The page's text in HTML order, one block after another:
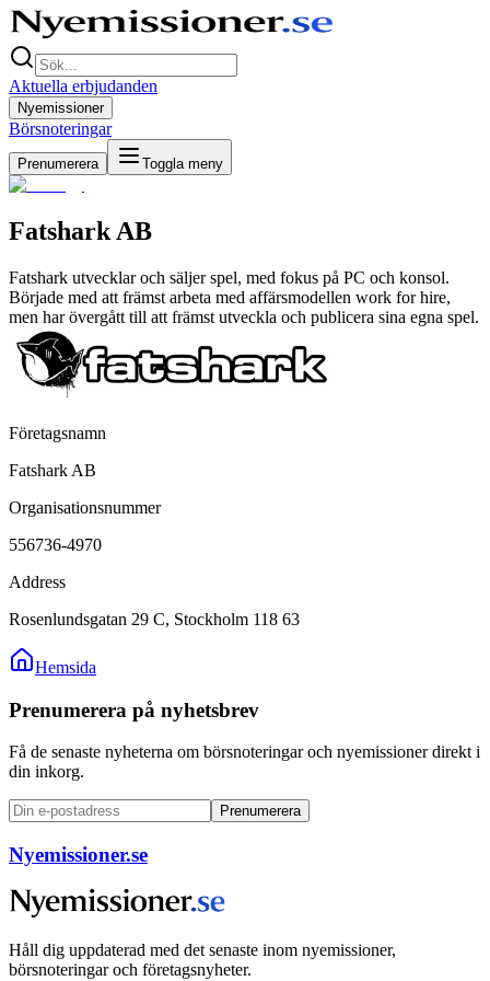
Aktuella erbjudanden
Nyemissioner
Börsnoteringar
Prenumerera Toggla meny
Fatshark AB
Fatshark utvecklar och säljer spel, med fokus på PC och konsol.
Började med att främst arbeta med affärsmodellen work for hire,
men har övergått till att främst utveckla och publicera sina egna spel.
Företagsnamn
Fatshark AB
Organisationsnummer
556736-4970
Address
Rosenlundsgatan 29 C, Stockholm 118 63
Hemsida
Prenumerera på nyhetsbrev
Få de senaste nyheterna om börsnoteringar och nyemissioner direkt i
din inkorg.
Prenumerera
Nyemissioner.se
Håll dig uppdaterad med det senaste inom nyemissioner,
börsnoteringar och företagsnyheter.